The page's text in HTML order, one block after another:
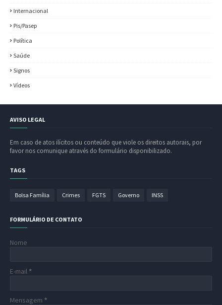
Internacional
Pis/Pasep
Política
Saúde
Signos
Vídeos
AVISO LEGAL
Em caso de atos ilícitos ou conteúdo que viole os direitos autorais, por
favor nos comunique através do formulário disponibilizado.
TAGS
Bolsa Família Crimes FGTS Governo INSS
FORMULÁRIO DE CONTATO
Nome
E-mail *
Mensagem *